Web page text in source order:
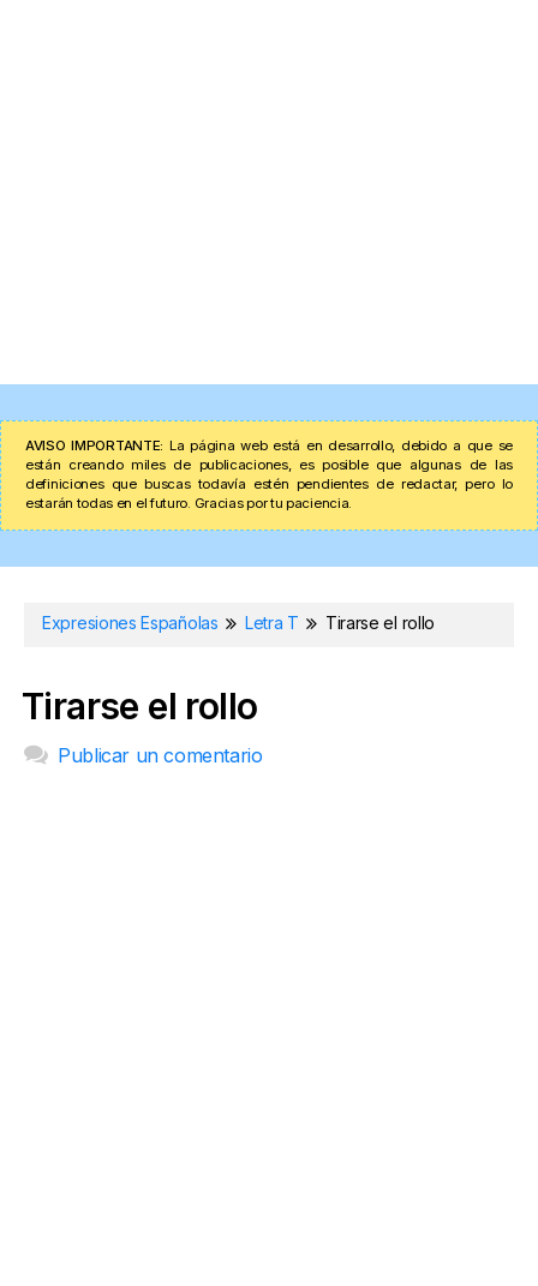
AVISO IMPORTANTE: La página web está en desarrollo, debido a que se
están creando miles de publicaciones, es posible que algunas de las
definiciones que buscas todavía estén pendientes de redactar, pero lo
estarán todas en el futuro. Gracias por tu paciencia.
Expresiones Españolas Letra T Tirarse el rollo
Tirarse el rollo
Publicar un comentario